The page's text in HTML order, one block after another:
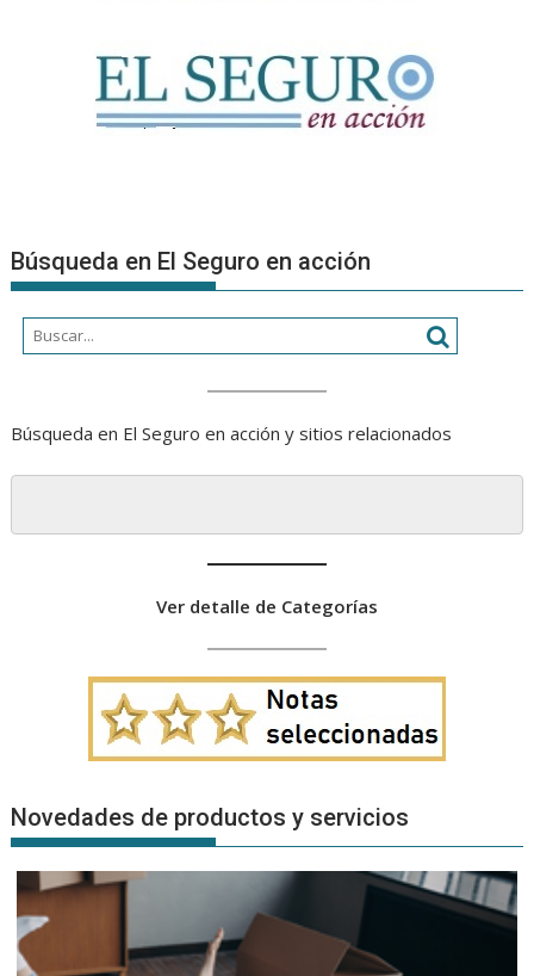
Búsqueda en El Seguro en acción
Búsqueda en El Seguro en acción y sitios relacionados
Ver detalle de Categorías
Novedades de productos y servicios